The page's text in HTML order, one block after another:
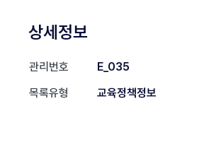
상세정보
관리번호
E_035
목록유형
교육정책정보